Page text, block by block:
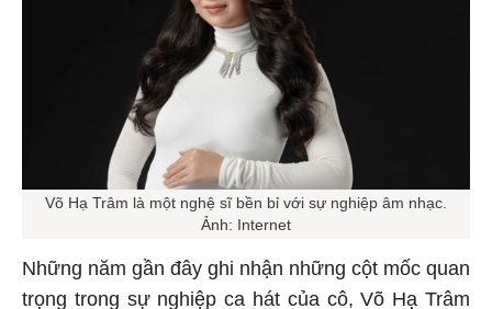
Võ Hạ Trâm là một nghệ sĩ bền bỉ với sự nghiệp âm nhạc.
Ảnh: Internet
Những năm gần đây ghi nhận những cột mốc quan
trọng trong sự nghiệp ca hát của cô, Võ Hạ Trâm